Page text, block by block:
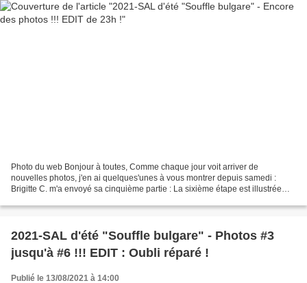
Photo du web Bonjour à toutes, Comme chaque jour voit arriver de
nouvelles photos, j'en ai quelques'unes à vous montrer depuis samedi :
Brigitte C. m'a envoyé sa cinquième partie : La sixième étape est illustrée
2021-SAL d'été "Souffle bulgare" - Photos #3
jusqu'à #6 !!! EDIT : Oubli réparé !
Publié le 13/08/2021 à 14:00